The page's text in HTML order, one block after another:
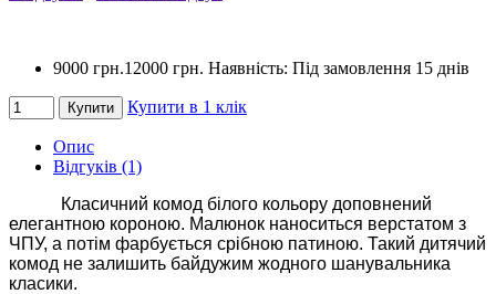
9000 грн.12000 грн. Наявність: Під замовлення 15 днів
Купити Купити в 1 клік
Опис
Відгуків (1)
Класичний комод білого кольору доповнений
елегантною короною. Малюнок наноситься верстатом з
ЧПУ, а потім фарбується срібною патиною. Такий дитячий
комод не залишить байдужим жодного шанувальника
класики.